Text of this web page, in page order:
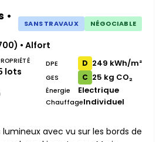
•
SANS TRAVAUX NÉGOCIABLE
• Alfort
lots
DPE D 249 kWh/m²
GES C 25 kg CO₂
Énergie Electrique
ChauffageIndividuel
avec vu sur les bords de